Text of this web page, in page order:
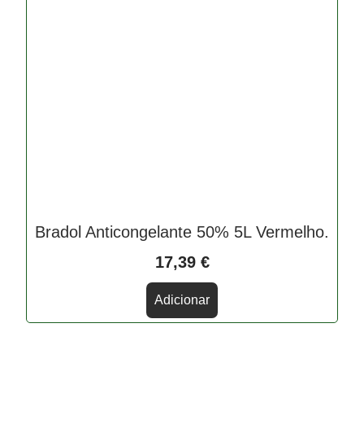
Bradol Anticongelante 50% 5L Vermelho.
17,39 €
Adicionar